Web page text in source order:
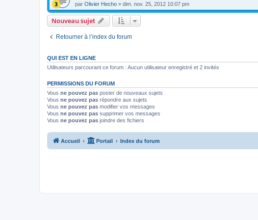
par Olivier Hecho » dim. nov. 25, 2012 10:07 pm
Nouveau sujet
Retourner à l’index du forum
QUI EST EN LIGNE
Utilisateurs parcourant ce forum : Aucun utilisateur enregistré et 2 invités
PERMISSIONS DU FORUM
Vous ne pouvez pas poster de nouveaux sujets
Vous ne pouvez pas répondre aux sujets
Vous ne pouvez pas modifier vos messages
Vous ne pouvez pas supprimer vos messages
Vous ne pouvez pas joindre des fichiers
Accueil Portail Index du forum